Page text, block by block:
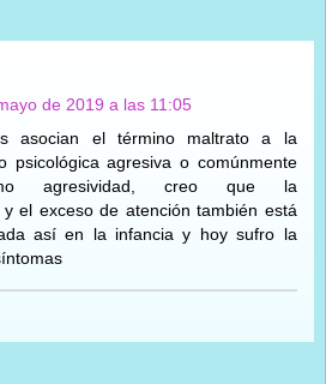
de 2019 a las 11:05
asocian el término maltrato a la
psicológica agresiva o comúnmente
agresividad, creo que la
y el exceso de atención también está
así en la infancia y hoy sufro la